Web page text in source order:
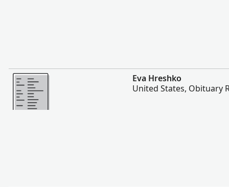
Повече
Eva Hreshko
United States, Obituary